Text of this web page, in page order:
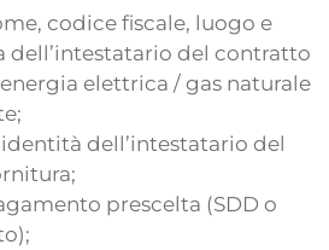
codice fiscale, luogo e
dell’intestatario del contratto
elettrica / gas naturale
dell’intestatario del
prescelta (SDD o